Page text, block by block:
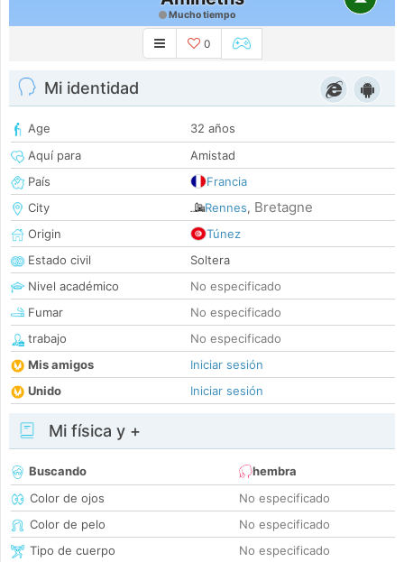
Mucho tiempo
0
Mi identidad
Age
32 años
Aquí para
Amistad
País
Francia
City
Rennes, Bretagne
Origin
Túnez
Estado civil
Soltera
Nivel académico
No especificado
Fumar
No especificado
trabajo
No especificado
Mis amigos
Iniciar sesión
Unido
Iniciar sesión
Mi física y +
Buscando
hembra
Color de ojos
No especificado
Color de pelo
No especificado
Tipo de cuerpo
No especificado